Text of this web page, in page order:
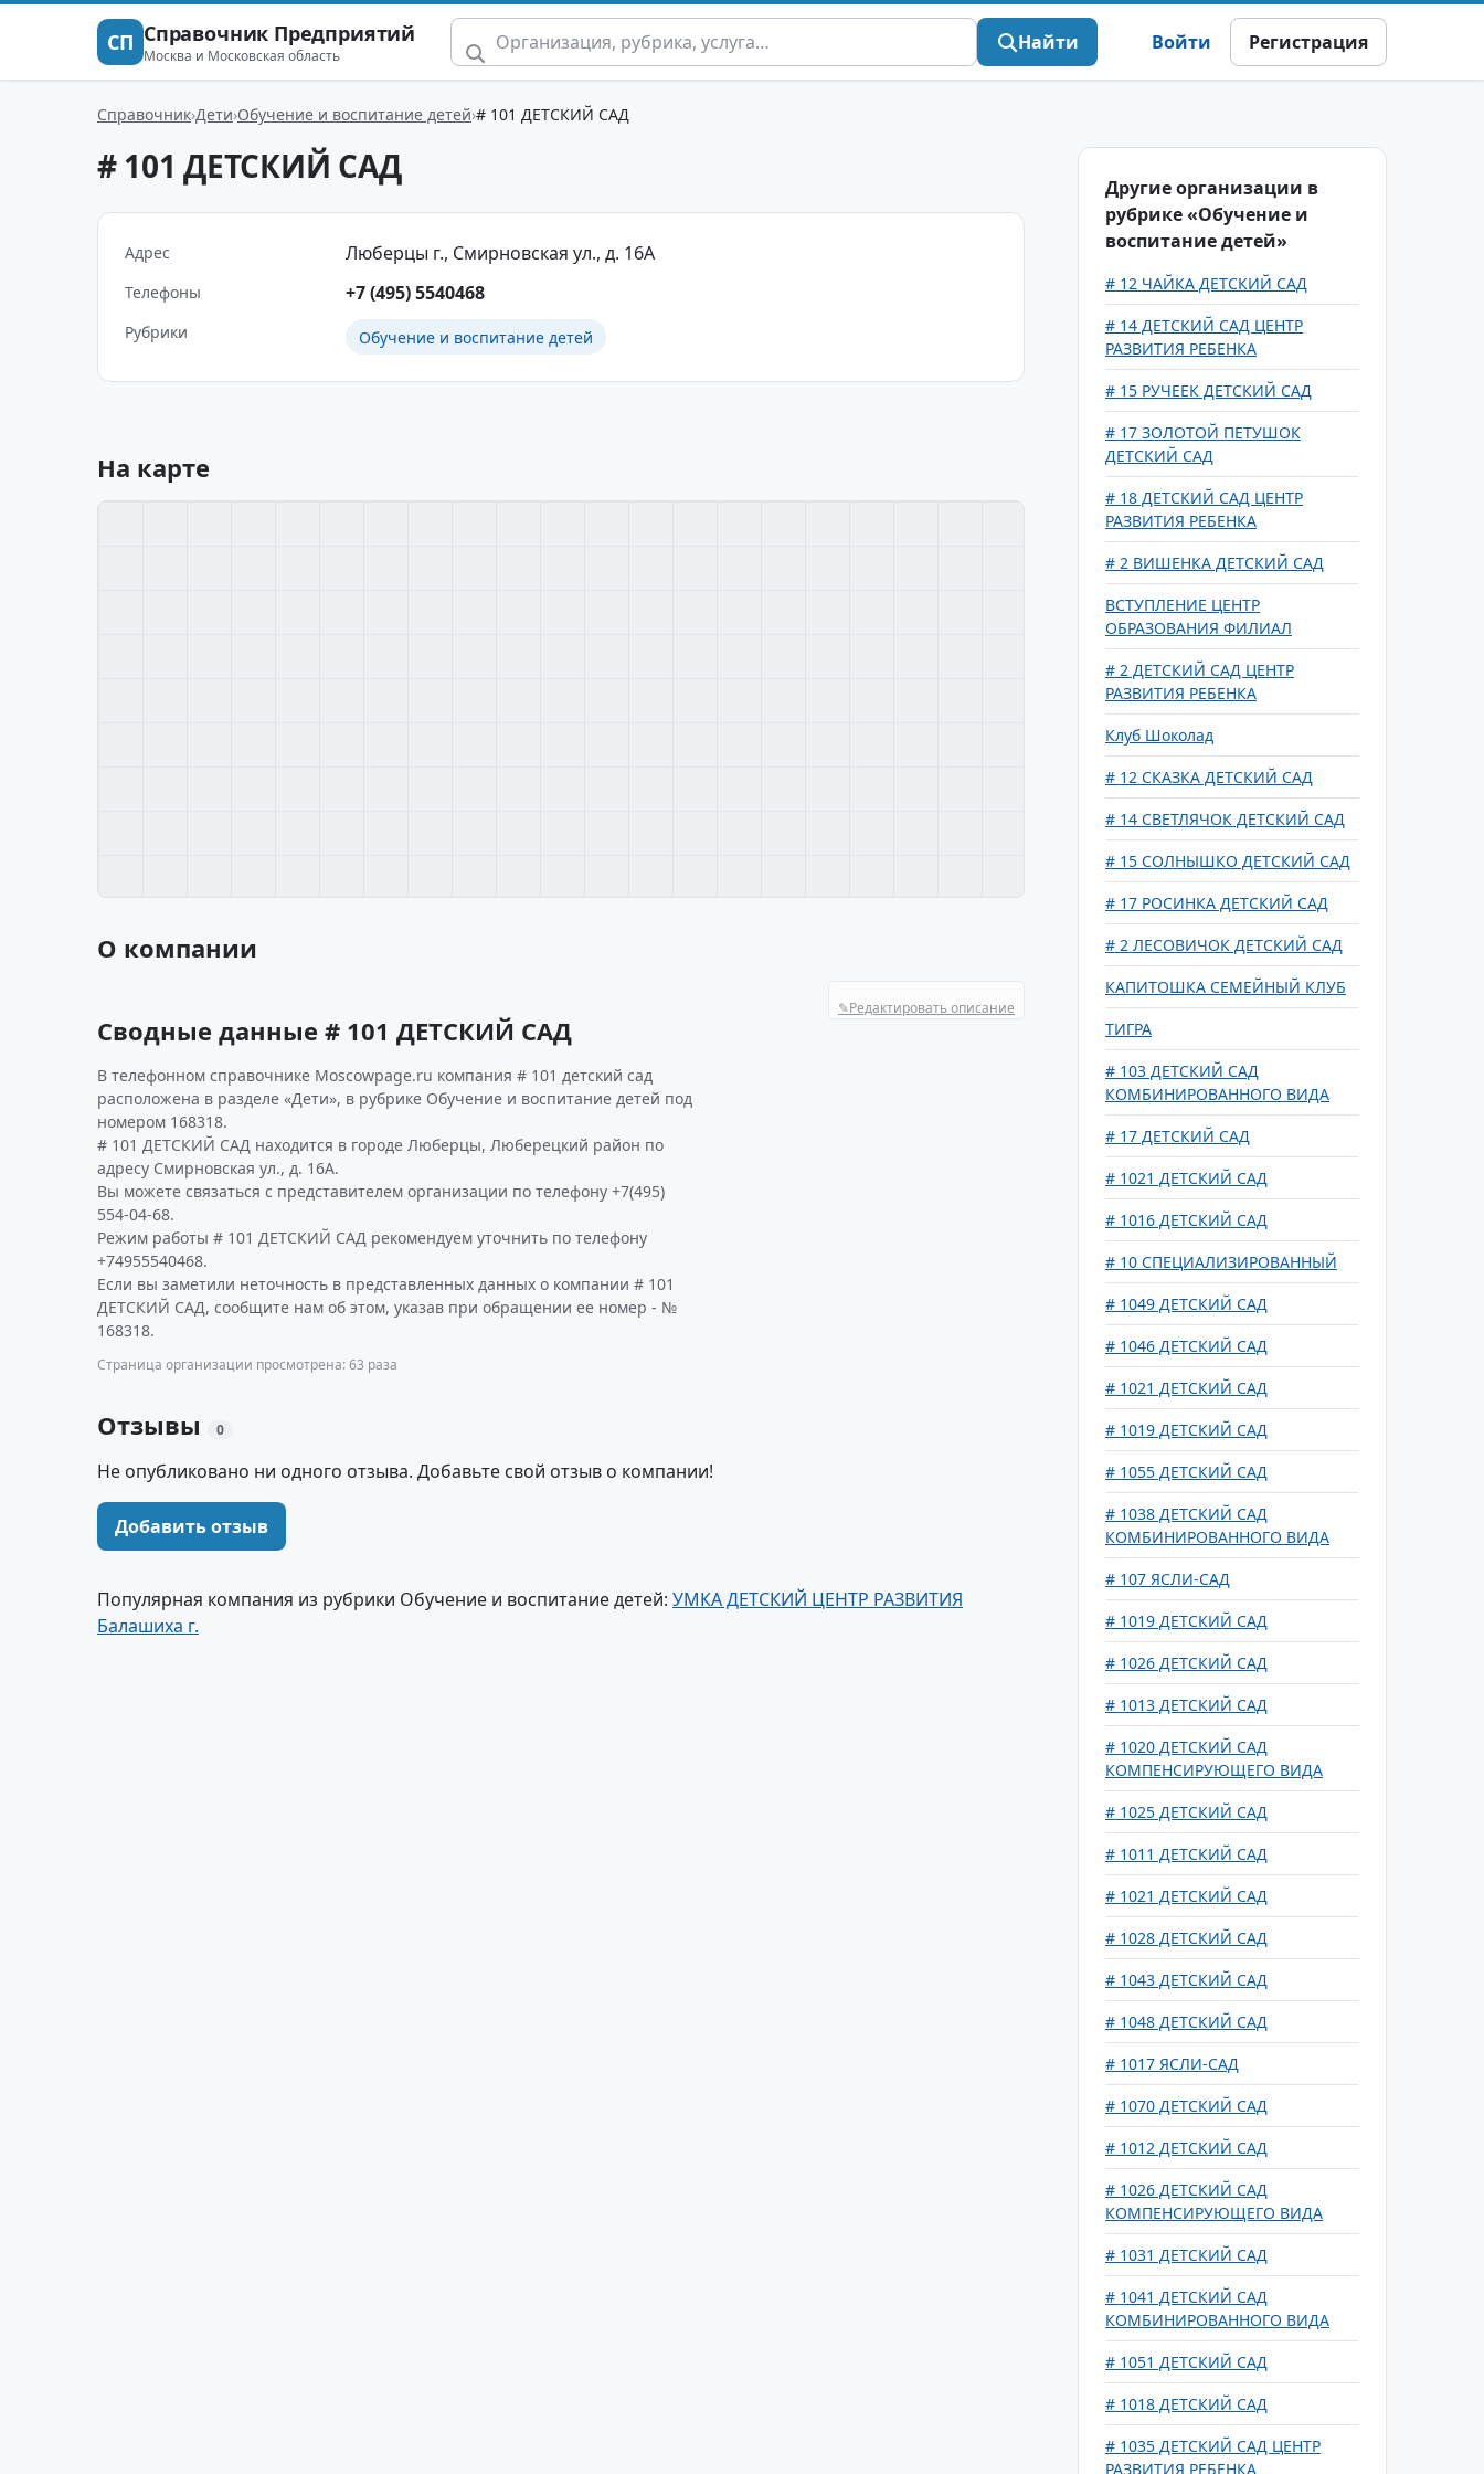
СП Справочник Предприятий
Москва и Московская область
Найти Войти Регистрация
Справочник Дети Обучение и воспитание детей # 101 ДЕТСКИЙ САД
# 101 ДЕТСКИЙ САД
Адрес Люберцы г., Смирновская ул., д. 16А
Телефоны +7 (495) 5540468
Рубрики Обучение и воспитание детей
На карте
О компании
✎Редактировать описание
Сводные данные # 101 ДЕТСКИЙ САД
В телефонном справочнике Moscowpage.ru компания # 101 детский сад
расположена в разделе «Дети», в рубрике Обучение и воспитание детей под
номером 168318.
# 101 ДЕТСКИЙ САД находится в городе Люберцы, Люберецкий район по
адресу Смирновская ул., д. 16А.
Вы можете связаться с представителем организации по телефону +7(495)
554-04-68.
Режим работы # 101 ДЕТСКИЙ САД рекомендуем уточнить по телефону
+74955540468.
Если вы заметили неточность в представленных данных о компании # 101
ДЕТСКИЙ САД, сообщите нам об этом, указав при обращении ее номер - №
168318.
Страница организации просмотрена: 63 раза
Отзывы 0
Не опубликовано ни одного отзыва. Добавьте свой отзыв о компании!
Добавить отзыв
Популярная компания из рубрики Обучение и воспитание детей: УМКА ДЕТСКИЙ ЦЕНТР РАЗВИТИЯ
Балашиха г.
Другие организации в
рубрике «Обучение и
воспитание детей»
# 12 ЧАЙКА ДЕТСКИЙ САД
# 14 ДЕТСКИЙ САД ЦЕНТР
РАЗВИТИЯ РЕБЕНКА
# 15 РУЧЕЕК ДЕТСКИЙ САД
# 17 ЗОЛОТОЙ ПЕТУШОК
ДЕТСКИЙ САД
# 18 ДЕТСКИЙ САД ЦЕНТР
РАЗВИТИЯ РЕБЕНКА
# 2 ВИШЕНКА ДЕТСКИЙ САД
ВСТУПЛЕНИЕ ЦЕНТР
ОБРАЗОВАНИЯ ФИЛИАЛ
# 2 ДЕТСКИЙ САД ЦЕНТР
РАЗВИТИЯ РЕБЕНКА
Клуб Шоколад
# 12 СКАЗКА ДЕТСКИЙ САД
# 14 СВЕТЛЯЧОК ДЕТСКИЙ САД
# 15 СОЛНЫШКО ДЕТСКИЙ САД
# 17 РОСИНКА ДЕТСКИЙ САД
# 2 ЛЕСОВИЧОК ДЕТСКИЙ САД
КАПИТОШКА СЕМЕЙНЫЙ КЛУБ
ТИГРА
# 103 ДЕТСКИЙ САД
КОМБИНИРОВАННОГО ВИДА
# 17 ДЕТСКИЙ САД
# 1021 ДЕТСКИЙ САД
# 1016 ДЕТСКИЙ САД
# 10 СПЕЦИАЛИЗИРОВАННЫЙ
# 1049 ДЕТСКИЙ САД
# 1046 ДЕТСКИЙ САД
# 1021 ДЕТСКИЙ САД
# 1019 ДЕТСКИЙ САД
# 1055 ДЕТСКИЙ САД
# 1038 ДЕТСКИЙ САД
КОМБИНИРОВАННОГО ВИДА
# 107 ЯСЛИ-САД
# 1019 ДЕТСКИЙ САД
# 1026 ДЕТСКИЙ САД
# 1013 ДЕТСКИЙ САД
# 1020 ДЕТСКИЙ САД
КОМПЕНСИРУЮЩЕГО ВИДА
# 1025 ДЕТСКИЙ САД
# 1011 ДЕТСКИЙ САД
# 1021 ДЕТСКИЙ САД
# 1028 ДЕТСКИЙ САД
# 1043 ДЕТСКИЙ САД
# 1048 ДЕТСКИЙ САД
# 1017 ЯСЛИ-САД
# 1070 ДЕТСКИЙ САД
# 1012 ДЕТСКИЙ САД
# 1026 ДЕТСКИЙ САД
КОМПЕНСИРУЮЩЕГО ВИДА
# 1031 ДЕТСКИЙ САД
# 1041 ДЕТСКИЙ САД
КОМБИНИРОВАННОГО ВИДА
# 1051 ДЕТСКИЙ САД
# 1018 ДЕТСКИЙ САД
# 1035 ДЕТСКИЙ САД ЦЕНТР
РАЗВИТИЯ РЕБЕНКА